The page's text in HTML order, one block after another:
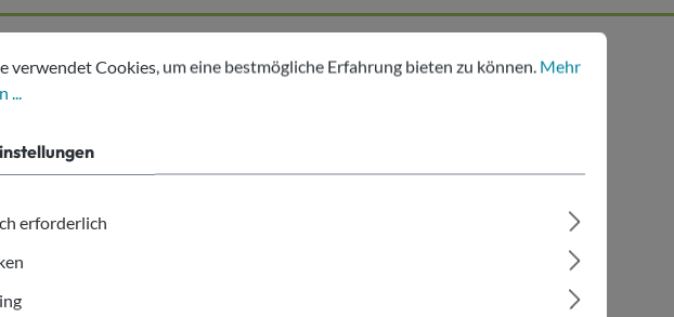
Box 5-fach mit Zusatzfach"
Art.Nr. Alt: 43270
5-fach mit Zusatzfach
Cookies, um eine bestmögliche Erfahrung bieten zu können.
Mehr Informationen ...
verwendet Cookies, um eine bestmögliche Erfahrung bieten zu können. Mehr
erforderlich